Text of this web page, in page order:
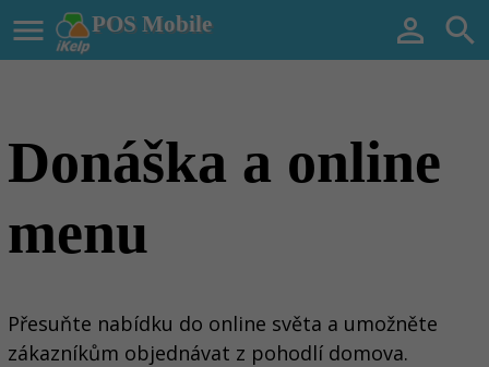
POS Mobile
  
Donáška a online
menu
Přesuňte nabídku do online světa a umožněte
zákazníkům objednávat z pohodlí domova.